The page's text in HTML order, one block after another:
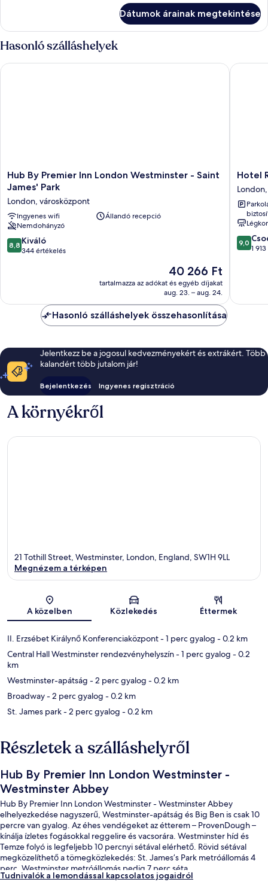
Dátumok árainak megtekintése
Hasonló szálláshelyek
Hub
By
Inn
London
Westminster
-
Saint
Hub By Premier Inn London Westminster - Saint
James' Park
London, városközpont
Ingyenes wifi
Állandó recepció
Nemdohányzó
8.8
ennyiből:
8,8 Kiváló
344 értékelés
Az
ár
40 266 Ft
40 266 Ft
tartalmazza az adókat és egyéb díjakat
aug. 23. – aug. 24.
Hub By Premier Inn London Westminster - Saint James' Park
Hotel
Riu
Plaza
London
The
London,
Hotel
9.0
9,0
1
Hotel
Hasonló szálláshelyek összehasonlítása
Jelentkezz be a jogosul kedvezményekért és extrákért. Több
kalandért több jutalom jár!
Bejelentkezés Ingyenes regisztráció
A környékről
Térkép
21 Tothill Street, Westminster, London, England, SW1H 9LL
Megnézem a térképen
A közelben Közlekedés Éttermek
II. Erzsébet Királynő Konferenciaközpont- 1 perc gyalog - 0.2 km
Central Hall Westminster rendezvényhelyszín- 1 perc gyalog - 0.2
km
Westminster-apátság - 2 perc gyalog - 0.2 km
Broadway- 2 perc gyalog - 0.2 km
St. James park- 2 perc gyalog - 0.2 km
Részletek a szálláshelyről
Hub By Premier Inn London Westminster -
Westminster Abbey
Hub By Premier Inn London Westminster - Westminster Abbey
elhelyezkedése nagyszerű, Westminster-apátság és Big Ben is csak 10
percre van gyalog. Az éhes vendégeket az étterem – ProvenDough –
kínálja ízletes fogásokkal reggelire és vacsorára. Westminster híd és
Temze folyó is legfeljebb 10 percnyi sétával elérhető. Rövid sétával
megközelíthető a tömegközlekedés: St. James’s Park metróállomás 4
perc, Westminster metróállomás pedig 7 perc séta.
Tudnivalók a lemondással kapcsolatos jogaidról